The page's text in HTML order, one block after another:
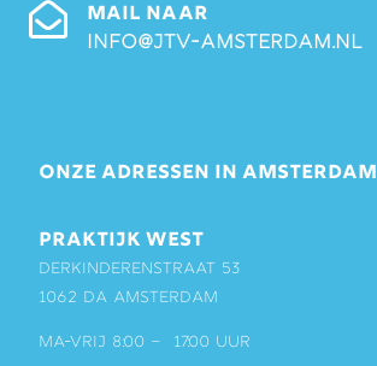
MAIL NAAR
info@jtv-amsterdam.nl
ONZE ADRESSEN IN AMSTERDAM
PRAKTIJK WEST
Derkinderenstraat 53
1062 DA Amsterdam
ma-vrij 8:00 – 17:00 uur